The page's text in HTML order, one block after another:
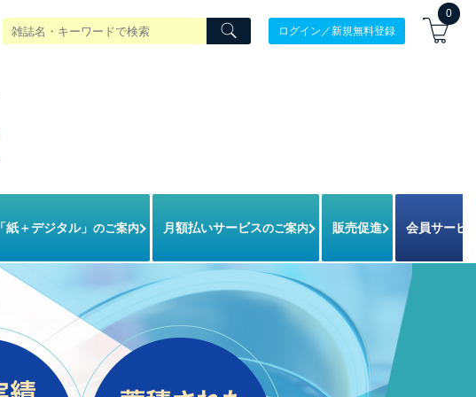
ログイン／新規無料登録
0
「紙＋デジタル」 のご案内 月額払いサービスのご案内 販売促進 会員サービ